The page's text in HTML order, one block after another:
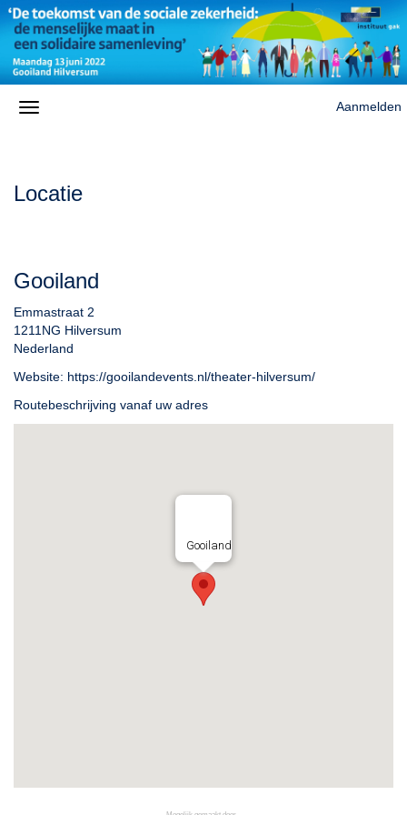
Aanmelden
Locatie
Gooiland
Emmastraat 2
1211NG Hilversum
Nederland
Website: https://gooilandevents.nl/theater-hilversum/
Routebeschrijving vanaf uw adres
Gooiland